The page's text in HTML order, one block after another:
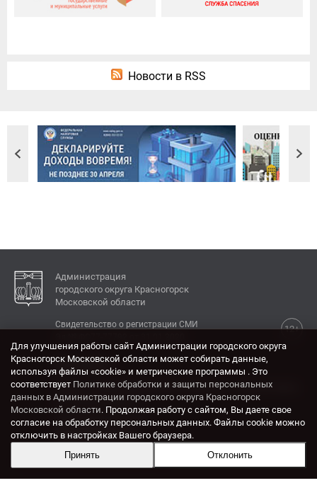
Новости в RSS
Администрация
городского округа Красногорск
Московской области
12+
Свидетельство о регистрации СМИ
КОНТАКТЫ
Адрес: 143404, Московская область, г. Красногорск,
ул. Ленина, дом 4.
Электронная почта:
krasrn@mosreg.ru
Разработка и поддержка сайта ADN
Для улучшения работы сайт Администрации городского округа
Красногорск Московской области может собирать данные,
используя файлы «cookie» и метрические программы . Это
соответствует Политике обработки и защиты персональных
данных в Администрации городского округа Красногорск
Московской области. Продолжая работу с сайтом, Вы даете свое
согласие на обработку персональных данных. Файлы cookie можно
отключить в настройках Вашего браузера.
Принять
Отклонить